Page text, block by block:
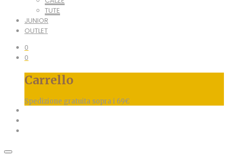
TUTE
JUNIOR
OUTLET
0
0
Carrello
Spedizione gratuita sopra i 69€